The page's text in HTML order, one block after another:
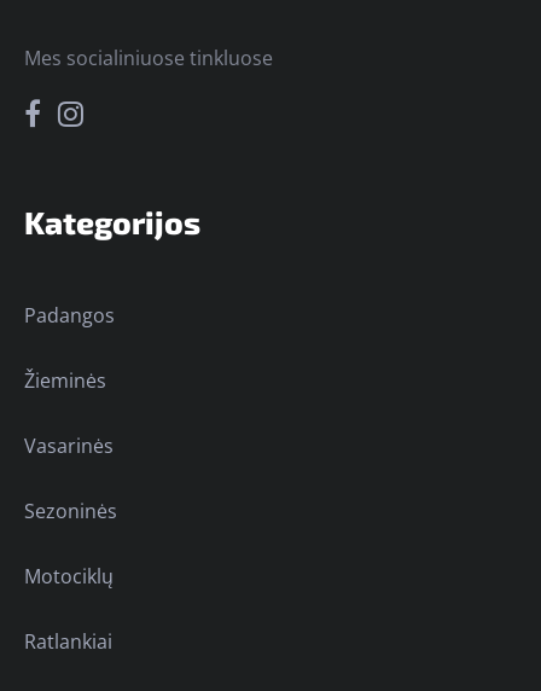
Kategorijos
Padangos
Žieminės
Vasarinės
Sezoninės
Motociklų
Ratlankiai
Mes socialiniuose tinkluose